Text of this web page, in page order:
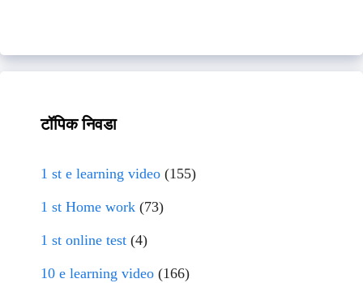
टॉपिक निवडा
1 st e learning video (155)
1 st Home work (73)
1 st online test (4)
10 e learning video (166)